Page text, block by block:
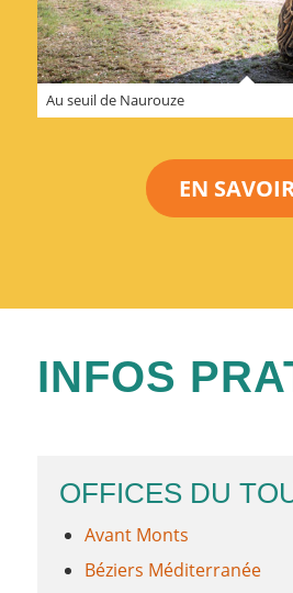
Au seuil de Naurouze
EN
INFOS
OFFICES DU
Avant Monts
Béziers Méditerranée